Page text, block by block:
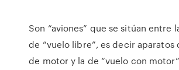
Son “aviones” que se sitúan entre
de “vuelo libre”, es decir aparatos
de motor y la de “vuelo con